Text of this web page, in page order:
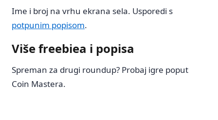
Ime i broj na vrhu ekrana sela. Usporedi s
potpunim popisom.
Više freebiea i popisa
Spreman za drugi roundup? Probaj igre poput
Coin Mastera.